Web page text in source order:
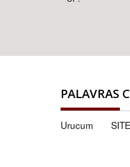
PALAVRAS
Urucum